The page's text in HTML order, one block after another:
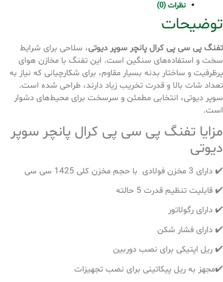
نظرات (0)
توضیحات
تفنگ پی سی پی کرال پانچر سوپر دیوتی، سلاحی برای شرایط
سخت و استفاده‌های سنگین است. این تفنگ با مخازن هوای
پرظرفیت و ساختار بدنه بسیار مقاوم، برای شکارچیانی که نیاز به
تعداد شات بالا و قدرت تخریب زیاد دارند، طراحی شده است.
سوپر دیوتی، انتخابی مطمئن و سرسخت برای محیط‌های دشوار
است.
مزایا تفنگ پی سی پی کرال پانچر سوپر
دیوتی
✔️ دارای 3 مخزن فولادی با حجم مخزن کلی 1425 سی سی
✔️ قابلیت تنظیم قدرت 5 حالته
✔️ دارای رگولاتور
✔️ دارای فشار شکن
✔️ ریل اپتیکی برای نصب دوربین
✔️مجهز به ریل پیکاتینی برای نصب تجهیزات